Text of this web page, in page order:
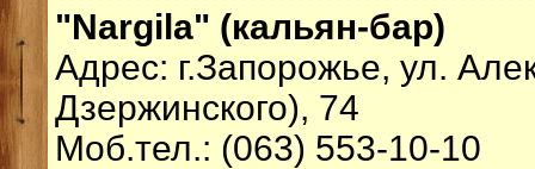
"Nargila" (кальян-бар)
Адрес: г.Запорожье, ул.
Дзержинского), 74
Моб.тел.: (063) 553-10-10